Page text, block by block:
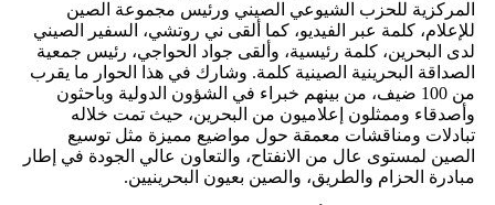
المركزية للحزب الشيوعي الصيني ورئيس مجموعة الصين
للإعلام، كلمة عبر الفيديو، كما ألقى ني روتشي، السفير الصيني
لدى البحرين، كلمة رئيسية، وألقى جواد الحواجي، رئيس جمعية
الصداقة البحرينية الصينية كلمة. وشارك في هذا الحوار ما يقرب
من 100 ضيف، من بينهم خبراء في الشؤون الدولية وباحثون
وأصدقاء وممثلون إعلاميون من البحرين، حيث تمت خلاله
تبادلات ومناقشات معمقة حول مواضيع مميزة مثل توسيع
الصين لمستوى عال من الانفتاح، والتعاون عالي الجودة في إطار
مبادرة الحزام والطريق، والصين بعيون البحرينيين.